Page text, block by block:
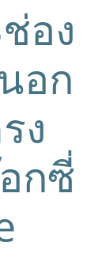
อง
อก
ง
กซี่